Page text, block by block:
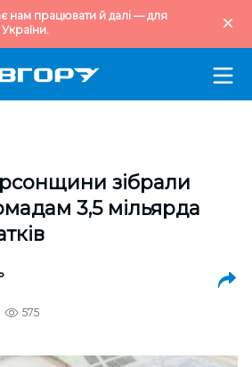
нам працювати й далі — для
зібрали
3,5 мільярда
575